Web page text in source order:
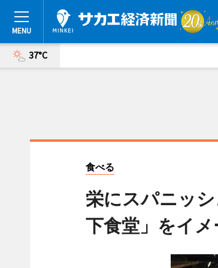
37°C
食べる
栄にスパニッ
下食堂」をイメ